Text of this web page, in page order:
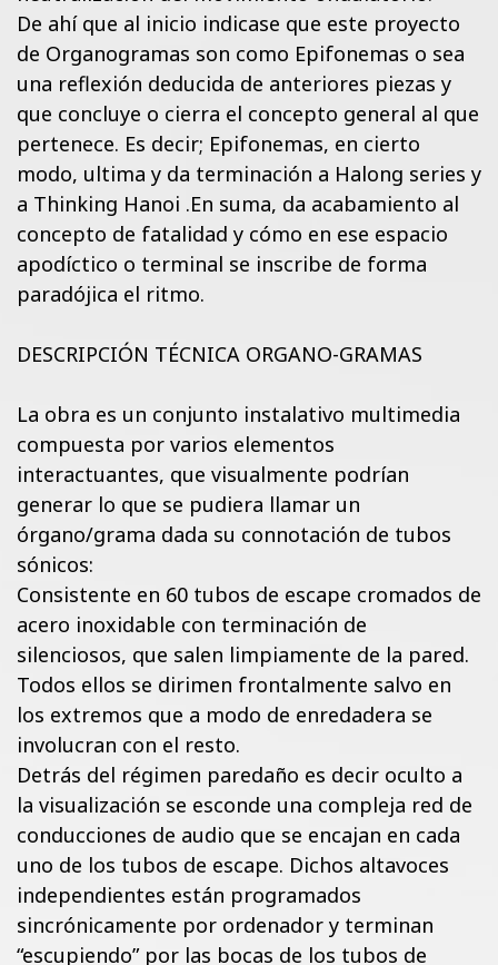
De ahí que al inicio indicase que este proyecto
de Organogramas son como Epifonemas o sea
una reflexión deducida de anteriores piezas y
que concluye o cierra el concepto general al que
pertenece. Es decir; Epifonemas, en cierto
modo, ultima y da terminación a Halong series y
a Thinking Hanoi .En suma, da acabamiento al
concepto de fatalidad y cómo en ese espacio
apodíctico o terminal se inscribe de forma
paradójica el ritmo.
DESCRIPCIÓN TÉCNICA ORGANO-GRAMAS
La obra es un conjunto instalativo multimedia
compuesta por varios elementos
interactuantes, que visualmente podrían
generar lo que se pudiera llamar un
órgano/grama dada su connotación de tubos
sónicos:
Consistente en 60 tubos de escape cromados de
acero inoxidable con terminación de
silenciosos, que salen limpiamente de la pared.
Todos ellos se dirimen frontalmente salvo en
los extremos que a modo de enredadera se
involucran con el resto.
Detrás del régimen paredaño es decir oculto a
la visualización se esconde una compleja red de
conducciones de audio que se encajan en cada
uno de los tubos de escape. Dichos altavoces
independientes están programados
sincrónicamente por ordenador y terminan
“escupiendo” por las bocas de los tubos de